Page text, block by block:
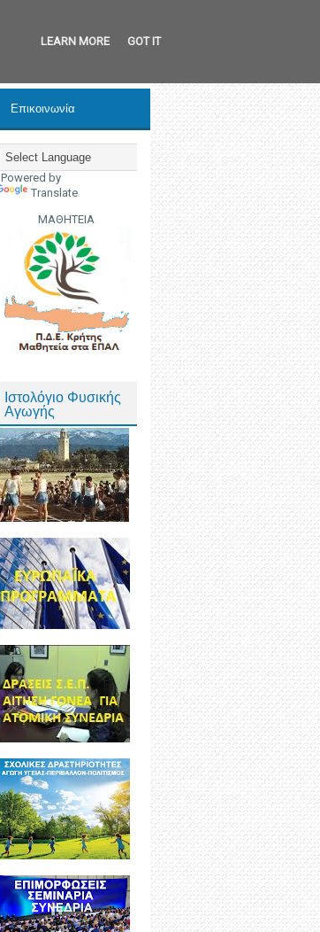
Επικοινωνία
Powered by
Translate
ΜΑΘΗΤΕΙΑ
Ιστολόγιο Φυσικής
Αγωγής
LEARN MORE GOT IT